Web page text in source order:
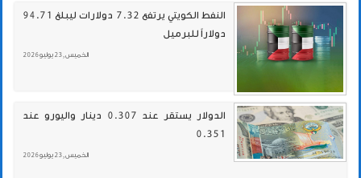
النفط الكويتي يرتفع 7.32 دولارات ليبلغ 94.71
دولاراً للبرميل
الخميس , 23 يوليو 2026
الدولار يستقر عند 0.307 دينار واليورو عند
0.351
الخميس , 23 يوليو 2026